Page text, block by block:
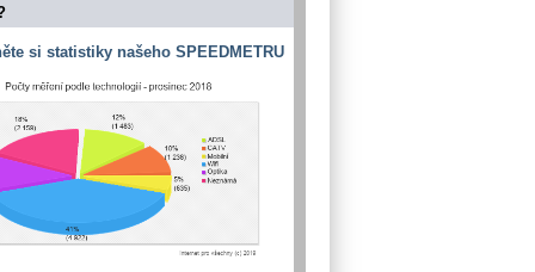
si statistiky našeho SPEEDMETRU